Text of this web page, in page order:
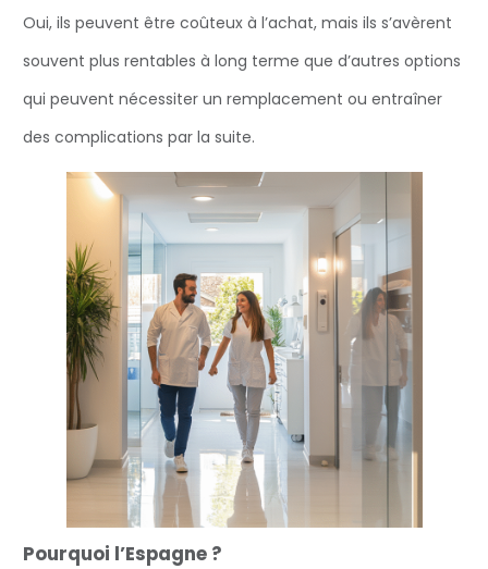
Oui, ils peuvent être coûteux à l’achat, mais ils s’avèrent
souvent plus rentables à long terme que d’autres options
qui peuvent nécessiter un remplacement ou entraîner
des complications par la suite.
Pourquoi l’Espagne ?